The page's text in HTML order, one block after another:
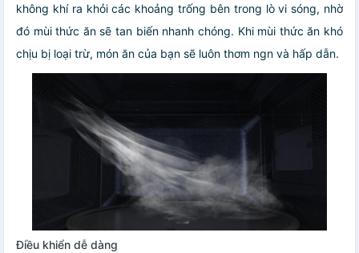
không khí ra khỏi các khoảng trống bên trong lò vi sóng, nhờ
đó mùi thức ăn sẽ tan biến nhanh chóng. Khi mùi thức ăn khó
chịu bị loại trừ, món ăn của bạn sẽ luôn thơm ngn và hấp dẫn.
Điều khiển dễ dàng